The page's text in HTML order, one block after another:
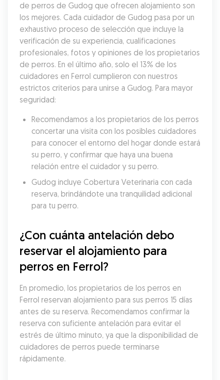
de perros de Gudog que ofrecen alojamiento son
los mejores. Cada cuidador de Gudog pasa por un
exhaustivo proceso de selección que incluye la
verificación de su experiencia, cualificaciones
profesionales, fotos y opiniones de los propietarios
de perros. En el último año, solo el 13% de los
cuidadores en Ferrol cumplieron con nuestros
estrictos criterios para unirse a Gudog. Para mayor
seguridad:
Recomendamos a los propietarios de los perros
concertar una visita con los posibles cuidadores
para conocer el entorno del hogar donde estará
su perro, y confirmar que haya una buena
relación entre el cuidador y su perro.
Gudog incluye Cobertura Veterinaria con cada
reserva, brindándote una tranquilidad adicional
para tu perro.
¿Con cuánta antelación debo
reservar el alojamiento para
perros en Ferrol?
En promedio, los propietarios de los perros en
Ferrol reservan alojamiento para sus perros 15 días
antes de su reserva. Recomendamos confirmar la
reserva con suficiente antelación para evitar el
estrés de último minuto, ya que la disponibilidad de
cuidadores de perros puede terminarse
rápidamente.